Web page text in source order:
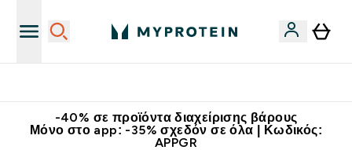
-40% σε προϊόντα διαχείρισης βάρους
Μόνο στο app: -35% σχεδόν σε όλα | Κωδικός:
APPGR